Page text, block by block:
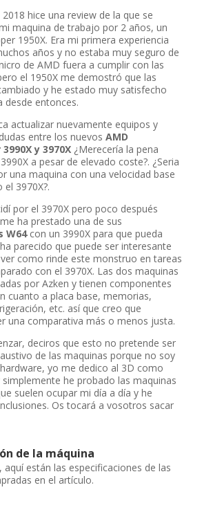
hice una review de la que se
maquina de trabajo por 2 años, un
1950X. Era mi primera experiencia
años y no estaba muy seguro de
de AMD fuera a cumplir con las
el 1950X me demostró que las
y he estado muy satisfecho
desde entonces.
actualizar nuevamente equipos y
entre los nuevos AMD
y 3970X¿Merecería la pena
a pesar de elevado coste?. ¿Seria
una maquina con una velocidad base
3970X?.
por el 3970X pero poco después
me ha prestado una de sus
W64con un 3990X para que pueda
parecido que puede ser interesante
como rinde este monstruo en tareas
con el 3970X. Las dos maquinas
por Azken y tienen componentes
cuanto a placa base, memorias,
etc. así que creo que
una comparativa más o menos justa.
deciros que esto no pretende ser
de las maquinas porque no soy
yo me dedico al 3D como
he probado las maquinas
suelen ocupar mi día a día y he
Os tocará a vosotros sacar
de la máquina
aquí están las especificaciones de las
en el artículo.